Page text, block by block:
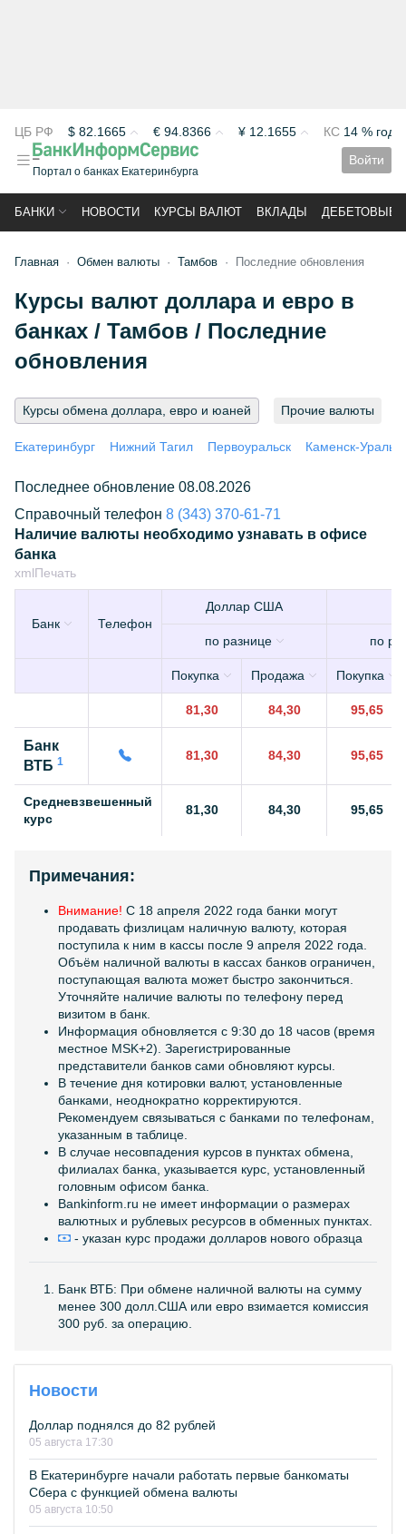
Портал о банках Екатеринбурга
ЦБ РФ $ 82.1665 € 94.8366 ¥ 12.1655 КС 14 % год
Войти
БАНКИ НОВОСТИ КУРСЫ ВАЛЮТ ВКЛАДЫ ДЕБЕТОВЫЕ
Главная Обмен валюты Тамбов Последние обновления
Курсы валют доллара и евро в
банках / Тамбов / Последние
обновления
Курсы обмена доллара, евро и юаней Прочие валюты
Екатеринбург Нижний Тагил Первоуральск Каменск-
Последнее обновление 08.08.2026
Справочный телефон 8 (343) 370-61-71
Наличие валюты необходимо узнавать в офисе
банка
xmlПечать
Банк Телефон
Доллар США
по разнице по
Покупка Продажа Покупка
81,30 84,30 95,65
Банк
ВТБ 1 81,30 84,30 95,65
Средневзвешенный
курс
81,30 84,30 95,65
Примечания:
Внимание! C 18 апреля 2022 года банки могут
продавать физлицам наличную валюту, которая
поступила к ним в кассы после 9 апреля 2022 года.
Объём наличной валюты в кассах банков ограничен,
поступающая валюта может быстро закончиться.
Уточняйте наличие валюты по телефону перед
визитом в банк.
Информация обновляется с 9:30 до 18 часов (время
местное MSK+2). Зарегистрированные
представители банков сами обновляют курсы.
В течение дня котировки валют, установленные
банками, неоднократно корректируются.
Рекомендуем связываться с банками по телефонам,
указанным в таблице.
В случае несовпадения курсов в пунктах обмена,
филиалах банка, указывается курс, установленный
головным офисом банка.
Bankinform.ru не имеет информации о размерах
валютных и рублевых ресурсов в обменных пунктах.
- указан курс продажи долларов нового образца
Банк ВТБ: При обмене наличной валюты на сумму
менее 300 долл.США или евро взимается комиссия
300 руб. за операцию.
Новости
Доллар поднялся до 82 рублей
05 августа 17:30
В Екатеринбурге начали работать первые банкоматы
Сбера с функцией обмена валюты
05 августа 10:50